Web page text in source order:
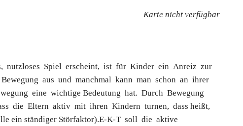
Karte nicht verfügbar
nutzloses Spiel erscheint, ist für Kinder ein Anreiz zur
aus und manchmal kann man schon an ihrer
eine wichtige Bedeutung hat. Durch Bewegung
die Eltern aktiv mit ihren Kindern turnen, dass heißt,
ein ständiger Störfaktor).E-K-T soll die aktive